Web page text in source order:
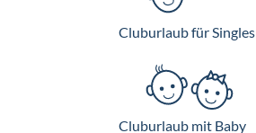
Cluburlaub für Singles
Cluburlaub mit Baby